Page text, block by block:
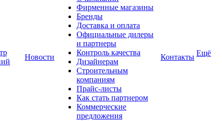
Новости
Фирменные магазины
Бренды
Доставка и оплата
Официальные дилеры
и партнеры
Контроль качества
Дизайнерам
Строительным
компаниям
Прайс-листы
Как стать партнером
Коммерческие
предложения
Контакты Ещё